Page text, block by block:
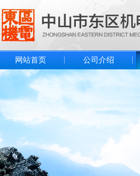
网站首页 公司介绍